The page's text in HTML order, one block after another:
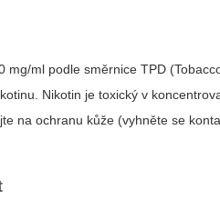
ml podle směrnice TPD
Nikotin je toxický v
na ochranu kůže (vyhněte se